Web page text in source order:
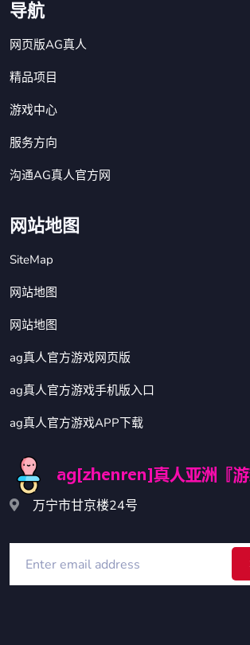
导航
网页版AG真人
精品项目
游戏中心
服务方向
沟通AG真人官方网
网站地图
SiteMap
网站地图
网站地图
ag真人官方游戏网页版
ag真人官方游戏手机版入口
ag真人官方游戏APP下载
万宁市甘京楼24号